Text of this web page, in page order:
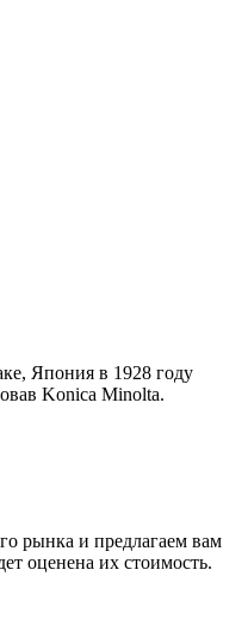
Япония в 1928 году
Konica Minolta.
рынка и предлагаем вам
оценена их стоимость.